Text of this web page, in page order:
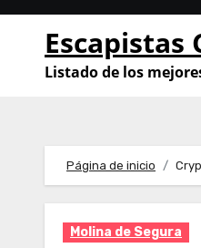
Saltar
contenido
Escapistas
Listado de los
Página de inicio
Molina de Segura